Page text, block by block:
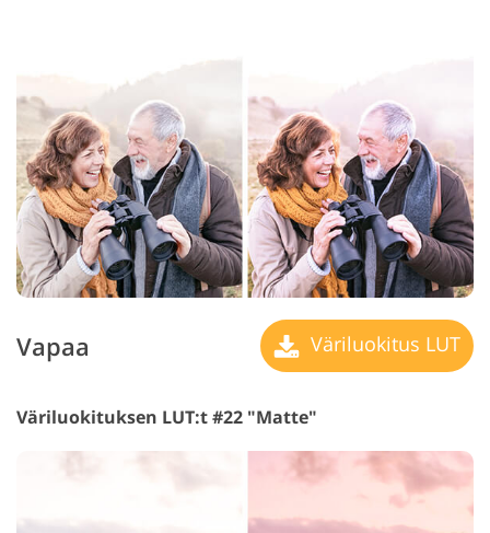
Vapaa Väriluokitus LUT
Väriluokituksen LUT:t #22 "Matte"